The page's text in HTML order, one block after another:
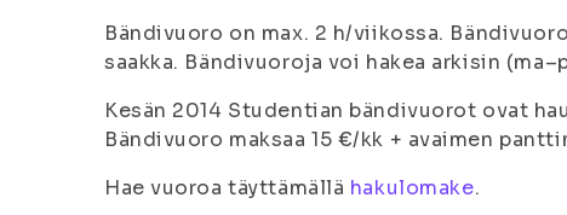
Bändivuoro on max. 2 h/viikossa.
saakka. Bändivuoroja voi hakea arkisin
Kesän 2014 Studentian bändivuorot ovat
Bändivuoro maksaa 15 €/kk + avaimen
Hae vuoroa täyttämällä hakulomake.